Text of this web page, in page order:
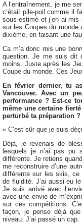
A l’entraînement, je me
c’était pile-poil comme il
sous-estimé et j’en ai
sur les Coupes du
dixième, en faisant une
Ca m’a donc mis une
question. Je me suis dit
moins. Juste après les
Coupe du monde. Ces
En février dernier, tu
Vancouver. Avec un
performance ? Est-ce
même une certaine
perturbé ta préparation ?
« C’est sûr que je suis
Déjà, je revenais de
lesquels je n’ai pas pu
différente. Je retiens
me reconstruire d’une
différente sur les skis, ce
de fluidité. J’ai aussi eu
Je suis arrivé avec
avec une envie de
sur ces compétitions.
façon, je pense déjà
niveau. J’ai passé un cap.